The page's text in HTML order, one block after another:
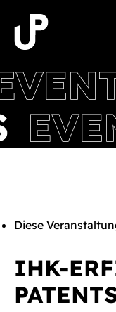
Inhalt
springen
Diese
IHK-